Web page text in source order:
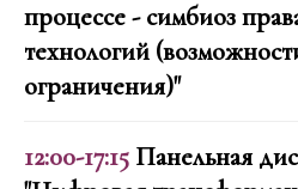
процессе - симбиоз
технологий
ограничения)"
12:00-17:15 Панельная